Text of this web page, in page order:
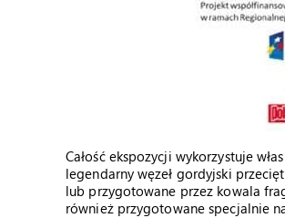
Całość ekspozycji wykorzystuje
legendarny węzeł gordyjski
lub przygotowane przez kowala
również przygotowane specjalnie